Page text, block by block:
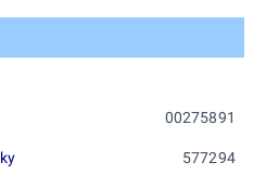
00275891
577294